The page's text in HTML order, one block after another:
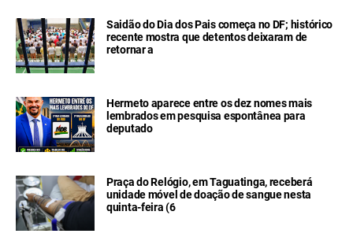
Saidão do Dia dos Pais começa no DF; histórico
recente mostra que detentos deixaram de
retornar a
Hermeto aparece entre os dez nomes mais
lembrados em pesquisa espontânea para
deputado
Praça do Relógio, em Taguatinga, receberá
unidade móvel de doação de sangue nesta
quinta-feira (6